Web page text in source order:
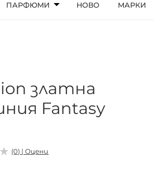
ПАРФЮМИ НОВО МАРКИ
златна
Fantasy
(0) | Оцени